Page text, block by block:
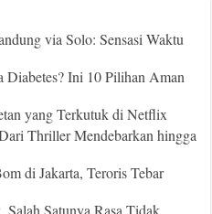
via Solo: Sensasi Waktu
Ini 10 Pilihan Aman
yang Terkutuk di Netflix
Thriller Mendebarkan hingga
di Jakarta, Teroris Tebar
Satunya Rasa Tidak